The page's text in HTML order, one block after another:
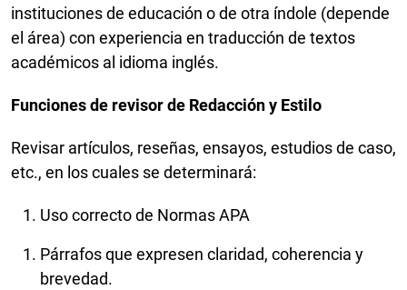
instituciones de educación o de otra índole (depende
el área) con experiencia en traducción de textos
académicos al idioma inglés.
Funciones de revisor de Redacción y Estilo
Revisar artículos, reseñas, ensayos, estudios de caso,
etc., en los cuales se determinará:
Uso correcto de Normas APA
Párrafos que expresen claridad, coherencia y
brevedad.